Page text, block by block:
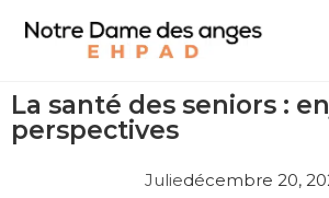
La santé des seniors :
perspectives
Juliedécembre 20,